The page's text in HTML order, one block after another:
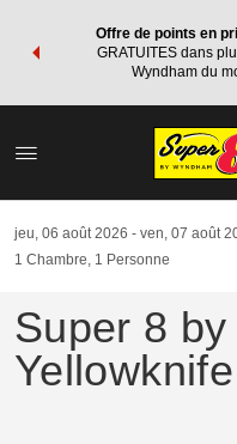
points
forfait.
Offre de points en
GRATUITES dans
Wyndham du
jeu, 06 août 2026
ven, 07 août
1 Chambre, 1 Personne
Super 8
Yellowknife